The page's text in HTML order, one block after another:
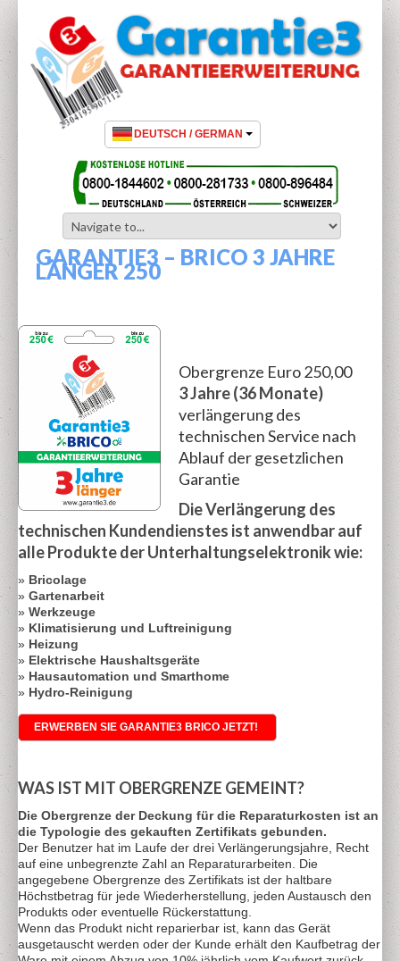
GARANTIE3 – BRICO 3 JAHRE
LÄNGER 250
Obergrenze Euro 250,00
3 Jahre (36 Monate)
verlängerung des
technischen Service nach
Ablauf der gesetzlichen
Garantie
Die Verlängerung des
technischen Kundendienstes ist anwendbar auf
alle Produkte der Unterhaltungselektronik wie:
» Bricolage
» Gartenarbeit
» Werkzeuge
» Klimatisierung und Luftreinigung
» Heizung
» Elektrische Haushaltsgeräte
» Hausautomation und Smarthome
» Hydro-Reinigung
ERWERBEN SIE GARANTIE3 BRICO JETZT!
WAS IST MIT OBERGRENZE GEMEINT?
Die Obergrenze der Deckung für die Reparaturkosten ist an
die Typologie des gekauften Zertifikats gebunden.
Der Benutzer hat im Laufe der drei Verlängerungsjahre, Recht
auf eine unbegrenzte Zahl an Reparaturarbeiten. Die
angegebene Obergrenze des Zertifikats ist der haltbare
Höchstbetrag für jede Wiederherstellung, jeden Austausch den
Produkts oder eventuelle Rückerstattung.
Wenn das Produkt nicht reparierbar ist, kann das Gerät
ausgetauscht werden oder der Kunde erhält den Kaufbetrag der